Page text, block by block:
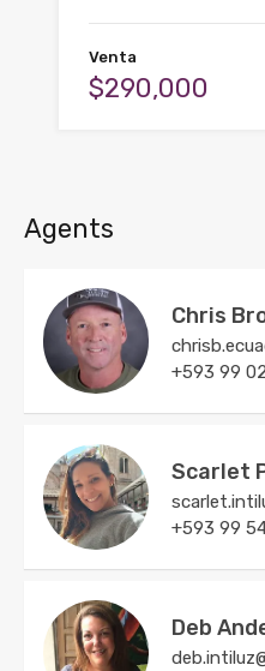
Venta
$290,000
Agents
Chris
+593 99
Scarlet
+593 99
Deb